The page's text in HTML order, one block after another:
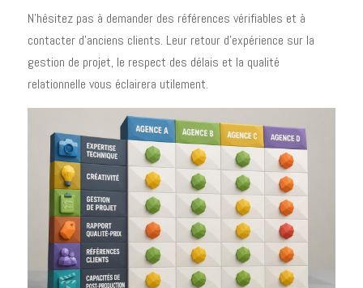
N'hésitez pas à demander des références vérifiables et à
contacter d'anciens clients. Leur retour d'expérience sur la
gestion de projet, le respect des délais et la qualité
relationnelle vous éclairera utilement.